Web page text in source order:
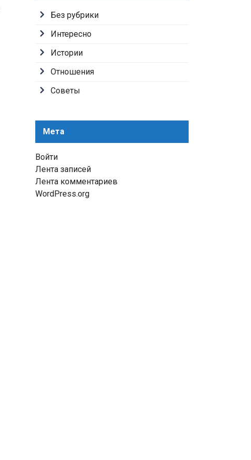
Без рубрики
Интересно
Истории
Отношения
Советы
Мета
Войти
Лента записей
Лента комментариев
WordPress.org